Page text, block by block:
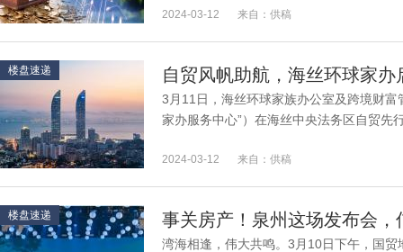
2024-03-12 来自：供稿
楼盘速递
3月11日，海丝环球家族办公室及跨境财富
家办服务中心”）在海丝中央法务区自贸先
2024-03-12 来自：供稿
楼盘速递 事关房产！泉州这场发布会，
湾海相逢，伟大共鸣。3月10日下午，国